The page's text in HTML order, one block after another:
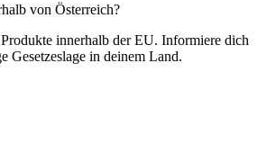
von Österreich?
innerhalb der EU. Informiere dich
Gesetzeslage in deinem Land.